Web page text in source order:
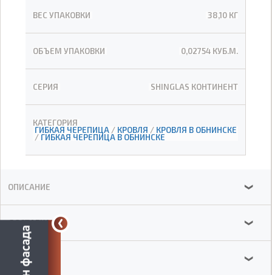
ВЕС УПАКОВКИ 38,10 КГ
ОБЪЕМ УПАКОВКИ 0,02754 КУБ.М.
СЕРИЯ SHINGLAS КОНТИНЕНТ
КАТЕГОРИЯ
ГИБКАЯ ЧЕРЕПИЦА / КРОВЛЯ / КРОВЛЯ В ОБНИНСКЕ
/ ГИБКАЯ ЧЕРЕПИЦА В ОБНИНСКЕ
ОПИСАНИЕ ❯
ДОСТАВКА ❯
ОТЗЫВЫ ❯